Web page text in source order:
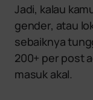
Jadi, kalau
gender, atau
sebaiknya
200+ per post
masuk akal.